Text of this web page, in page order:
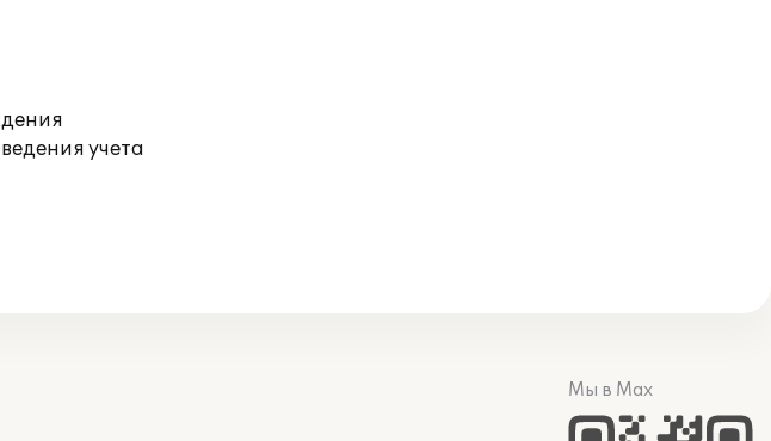
учета
Мы в Max